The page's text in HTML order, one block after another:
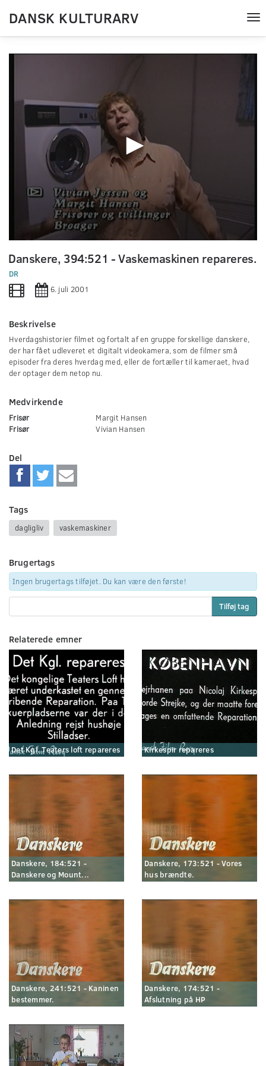
DANSK KULTURARV
seconds
of
0
seconds
Danskere, 394:521 - Vaskemaskinen repareres.
DR
6. juli 2001
Beskrivelse
Hverdagshistorier filmet og fortalt af en gruppe forskellige danskere,
der har fået udleveret et digitalt videokamera, som de filmer små
episoder fra deres hverdag med, eller de fortæller til kameraet, hvad
der optager dem netop nu.
Medvirkende
Frisør
Margit Hansen
Frisør
Vivian Hansen
Del
Tags
dagligliv vaskemaskiner
Brugertags
Ingen brugertags tilføjet. Du kan være den første!
Tilføj tag
Relaterede emner
Det Kgl. Teaters loft repareres Kirkespir repareres
Danskere, 184:521 -
Danskere og Mount...
Danskere, 173:521 - Vores
hus brændte.
Danskere, 241:521 - Kaninen
bestemmer.
Danskere, 174:521 -
Afslutning på HP